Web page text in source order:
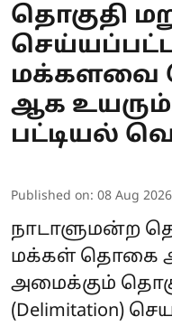
தொகுதி
மக்களவை
ஆக
பட்டியல்
Published on: 08 Aug
நாடாளுமன்ற
மக்கள் தொகை
அமைக்கும்
(Delimitation)